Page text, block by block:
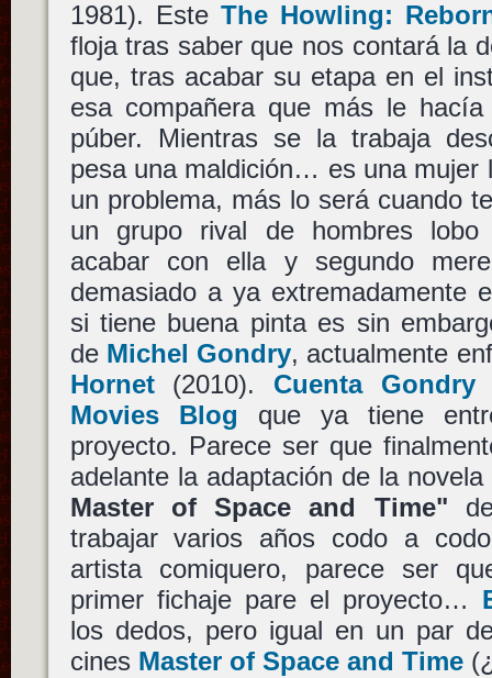
1981). Este The Howling:
floja tras saber que nos contará la
que, tras acabar su etapa en el
esa compañera que más le
púber. Mientras se la trabaja
pesa una maldición… es una mujer
un problema, más lo será cuando
un grupo rival de hombres lobo
acabar con ella y segundo
demasiado a ya extremadamente
si tiene buena pinta es sin
de Michel Gondry, actualmente
Hornet(2010). Cuenta
Movies Blog que ya tiene
proyecto. Parece ser que
adelante la adaptación de la
Master of Space and Time"
trabajar varios años codo a
artista comiquero, parece ser
primer fichaje pare el proyecto…
los dedos, pero igual en un par
cines Master of Space and Time